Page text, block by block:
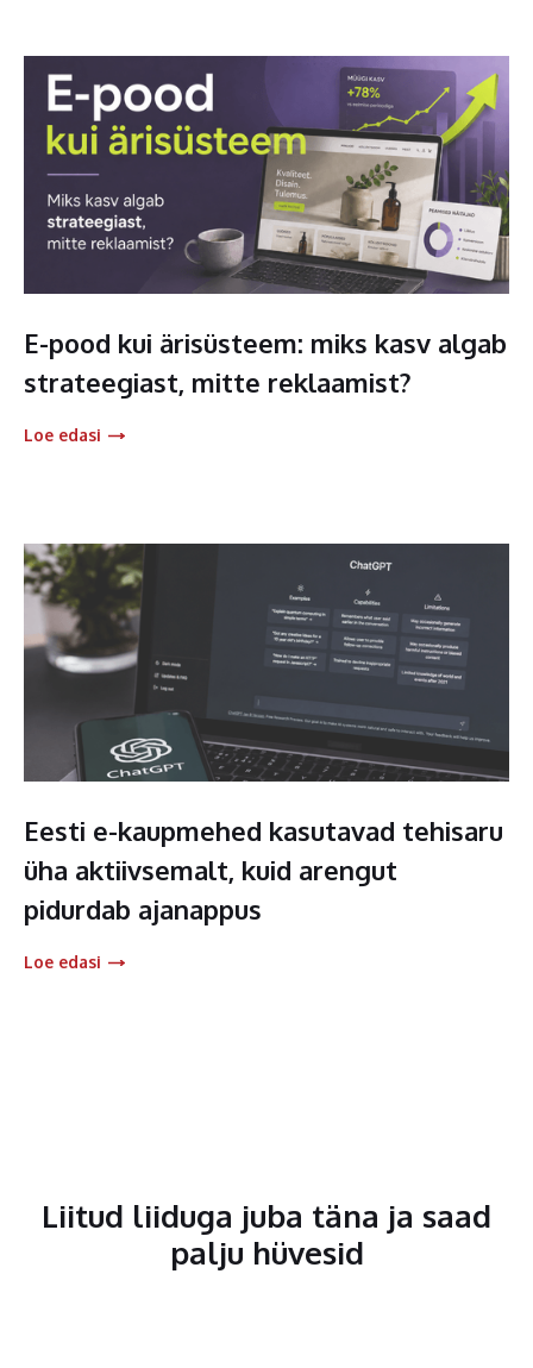
E-pood kui ärisüsteem: miks kasv algab
strateegiast, mitte reklaamist?
Loe edasi
Eesti e-kaupmehed kasutavad tehisaru
üha aktiivsemalt, kuid arengut
pidurdab ajanappus
Loe edasi
Liitud liiduga juba täna ja saad
palju hüvesid